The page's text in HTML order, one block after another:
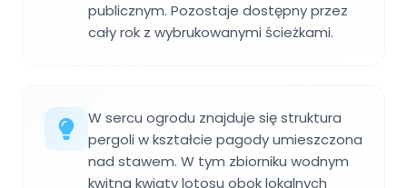
publicznym. Pozostaje dostępny przez
cały rok z wybrukowanymi ścieżkami.
W sercu ogrodu znajduje się struktura
pergoli w kształcie pagody umieszczona
nad stawem. W tym zbiorniku wodnym
kwitną kwiaty lotosu obok lokalnych